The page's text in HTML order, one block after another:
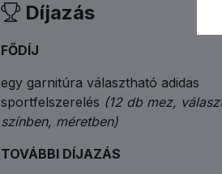
Díjazás
FŐDÍJ
egy garnitúra választható adidas
sportfelszerelés (12 db mez,
színben, méretben)
TOVÁBBI DÍJAZÁS